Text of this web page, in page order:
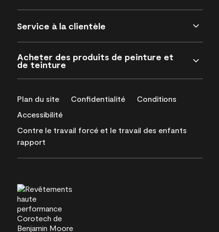
Service à la clientèle
Acheter des produits de peinture et
de teinture
Plan du site Confidentialité
Conditions
Accessibilité
Contre le travail forcé et le travail des enfants
rapport